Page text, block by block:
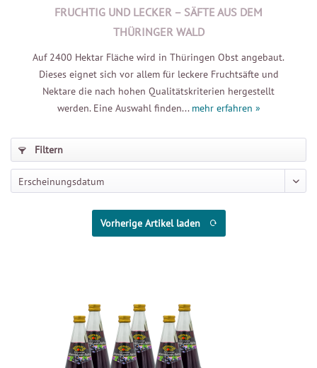
FRUCHTIG UND LECKER – SÄFTE AUS DEM
THÜRINGER WALD
Auf 2400 Hektar Fläche wird in Thüringen Obst angebaut.
Dieses eignet sich vor allem für leckere Fruchtsäfte und
Nektare die nach hohen Qualitätskriterien hergestellt
werden. Eine Auswahl finden... mehr erfahren »
Filtern
Vorherige Artikel laden